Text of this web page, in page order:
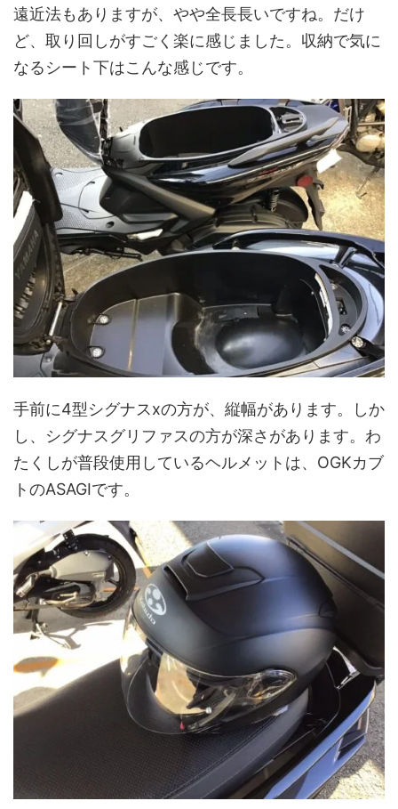
遠近法もありますが、やや全長長いですね。だけ
ど、取り回しがすごく楽に感じました。収納で気に
なるシート下はこんな感じです。
手前に4型シグナスxの方が、縦幅があります。しか
し、シグナスグリファスの方が深さがあります。わ
たくしが普段使用しているヘルメットは、OGKカブ
トのASAGIです。